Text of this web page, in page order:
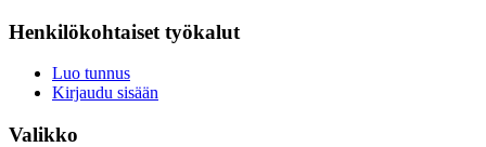
Henkilökohtaiset työkalut
Luo tunnus
Kirjaudu sisään
Valikko